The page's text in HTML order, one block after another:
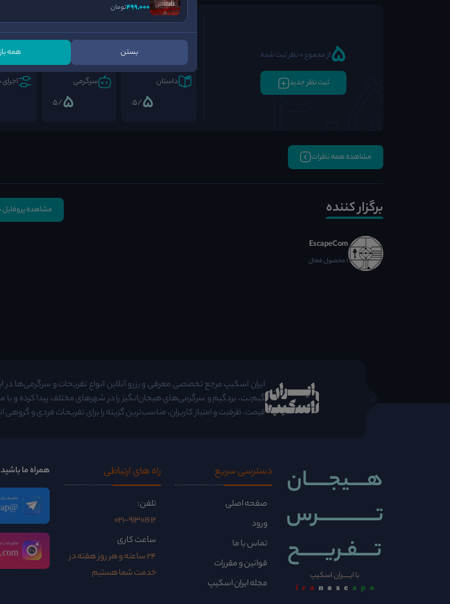
5از مجموع 0 نظر ثبت شده
ثبت نظر جدید
فضا سازی
5
برخورد پرسنل
5
داستان
5
/5
سرگرمی
5
/5
اجرای
مشاهده همه نظرات
برگزار کننده مشاهده
EscapeCom
1 محصول فعال
499٬000تومان
بستن همه
ایران اسکیپ مرجع تخصصی معرفی و رزرو آنلاین انواع تفریحات و سرگرمی‌ها در
گیم‌نت، بردگیم و سرگرمی‌های هیجان‌انگیز را در شهرهای مختلف پیدا کرده و
قیمت، ظرفیت و امتیاز کاربران، مناسب‌ترین گزینه را برای تفریحات فردی و گروهی
هــــیجـــــان
تــــــــــــــرس
تــــفـریــــــح
با ایــــــران اسکیپ
دسترسی سریع
صفحه اصلی
ورود
تماس با ما
قوانین و مقررات
مجله ایران اسکیپ
راه ‌های ارتباطی
تلفن:
021-91301612
ساعت کاری
24 ساعته و هر روز هفته در
خدمت شما هستیم
همراه ما باشید
تخفیف
@iranescap
فالو یادت